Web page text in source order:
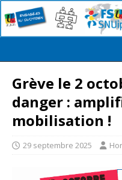
Grève le 2
danger :
mobilisation !
29 septembre 2025